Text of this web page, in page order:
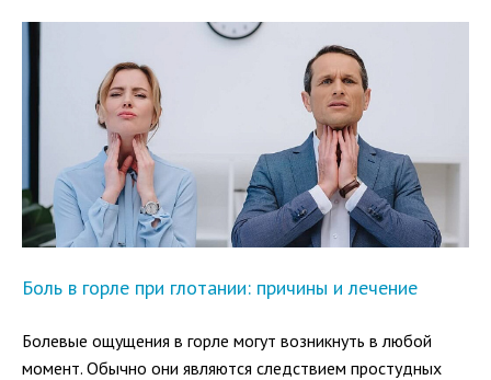
(синуса), находящейся глубоко в черепной коробке.
Боль в горле при глотании: причины и лечение
Болевые ощущения в горле могут возникнуть в любой
момент. Обычно они являются следствием простудных